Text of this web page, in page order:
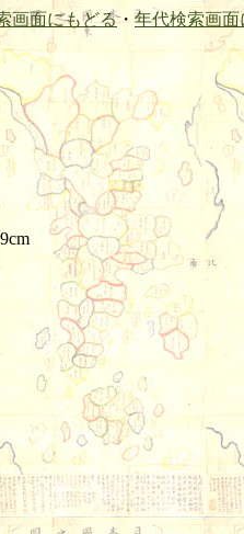
画面にもどる・ 年代検索画面